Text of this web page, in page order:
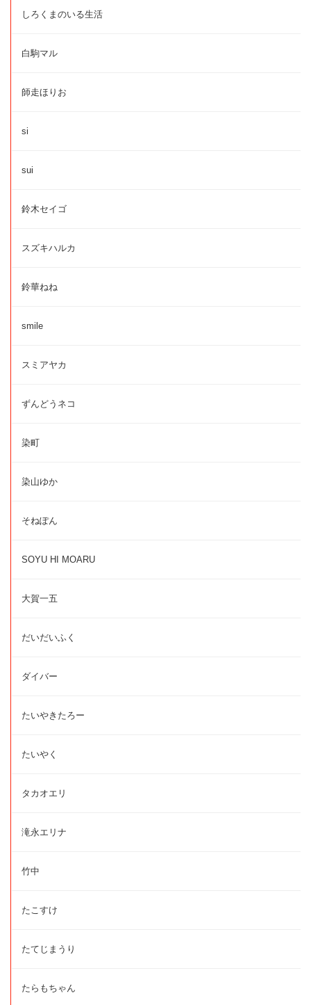
しろくまのいる生活
白駒マル
師走ほりお
si
sui
鈴木セイゴ
スズキハルカ
鈴華ねね
smile
スミアヤカ
ずんどうネコ
染町
染山ゆか
そねぽん
SOYU HI MOARU
大賀一五
だいだいふく
ダイバー
たいやきたろー
たいやく
タカオエリ
滝永エリナ
竹中
たこすけ
たてじまうり
たらもちゃん